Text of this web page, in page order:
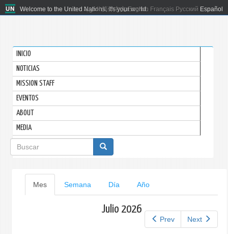
Welcome to the United Nations. It's your world.
العربية 简体中文 English Français Русский Español
INICIO
NOTICIAS
MISSION STAFF
EVENTOS
ABOUT
MEDIA
Formulario
de
búsqueda
Solapas
principales
Mes(solapa
activa)
Semana Día Año
Prev Next
Julio 2026